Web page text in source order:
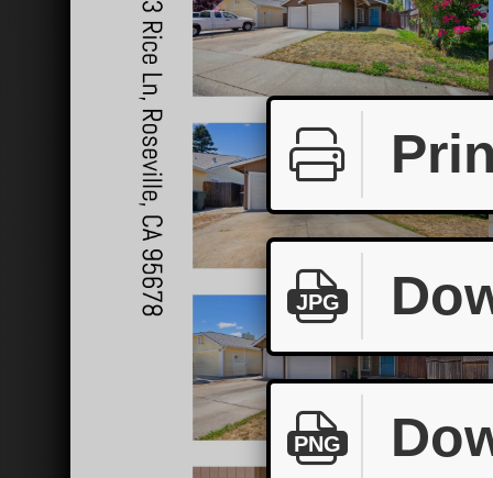
JPG
PNG